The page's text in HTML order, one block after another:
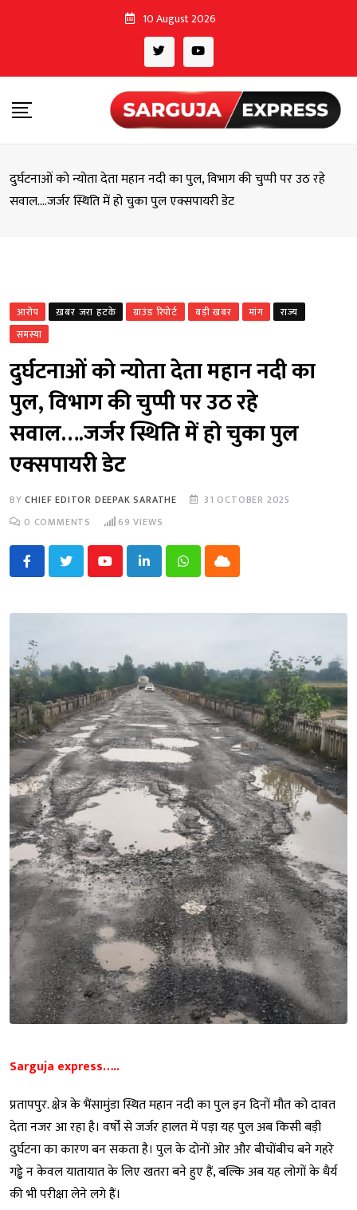
10 August 2026
दुर्घटनाओं को न्योता देता महान नदी का पुल, विभाग की चुप्पी पर उठ रहे
सवाल….जर्जर स्थिति में हो चुका पुल एक्सपायरी डेट
आरोप ख़बर जरा हटके ग्राउंड रिपोर्ट बड़ी खबर मांग
राज्य
समस्या
दुर्घटनाओं को न्योता देता महान नदी का
पुल, विभाग की चुप्पी पर उठ रहे
सवाल….जर्जर स्थिति में हो चुका पुल
एक्सपायरी डेट
BYCHIEF EDITOR DEEPAK SARATHE
31 OCTOBER 2025
0 COMMENTS 69 VIEWS
YoutubeLinkedInWhatsappCloud
Sarguja express…..
प्रतापपुर. क्षेत्र के भैंसामुंडा स्थित महान नदी का पुल इन दिनों मौत को दावत
देता नजर आ रहा है। वर्षों से जर्जर हालत में पड़ा यह पुल अब किसी बड़ी
दुर्घटना का कारण बन सकता है। पुल के दोनों ओर और बीचोंबीच बने गहरे
गड्ढे न केवल यातायात के लिए खतरा बने हुए हैं, बल्कि अब यह लोगों के धैर्य
की भी परीक्षा लेने लगे हैं।